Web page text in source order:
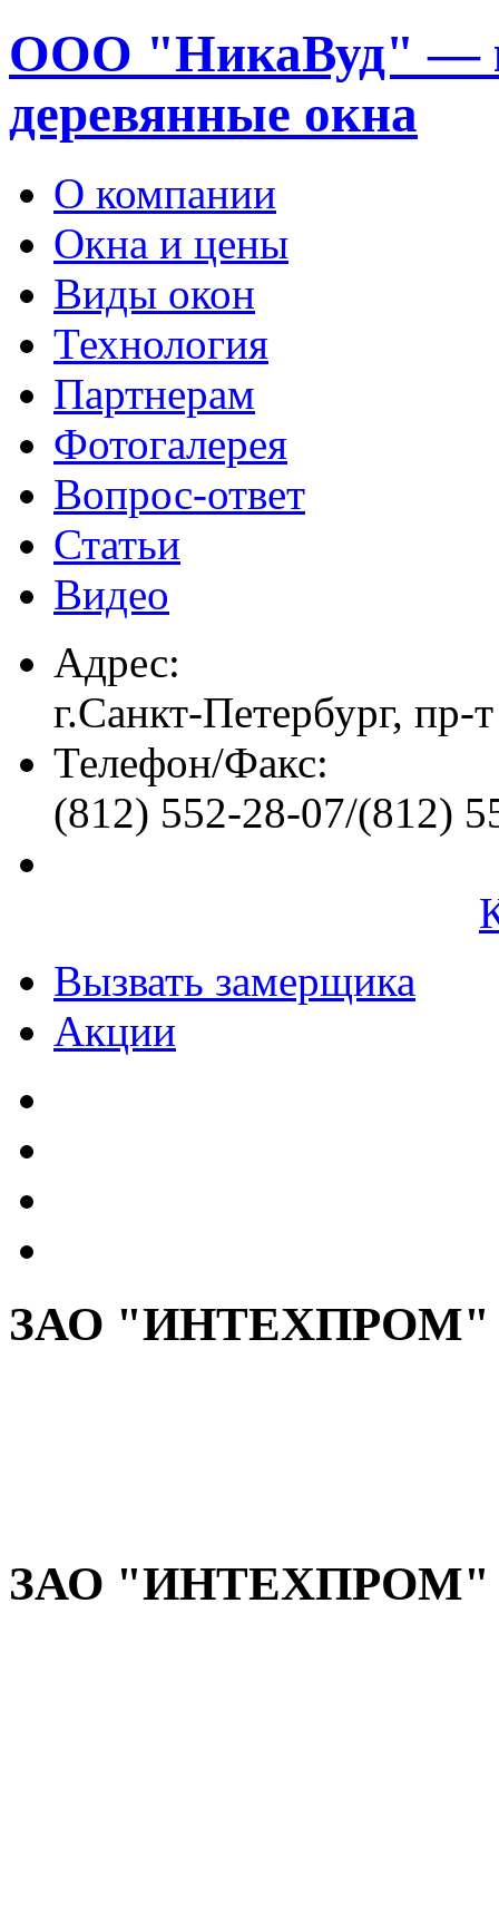
ООО "НикаВуд" —
деревянные окна
О компании
Окна и цены
Виды окон
Технология
Партнерам
Фотогалерея
Вопрос-ответ
Статьи
Видео
Адрес:
г.Санкт-Петербург, пр-
Телефон/Факс:
(812) 552-28-07/(812)
Вызвать замерщика
Акции
ЗАО "ИНТЕХПРОМ"
ЗАО "ИНТЕХПРОМ"